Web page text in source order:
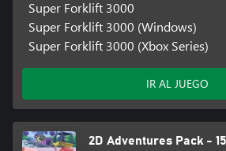
Super Forklift 3000
Super Forklift 3000 (Windows)
Super Forklift 3000 (Xbox Series)
IR AL JUEGO
2D Adventures Pack -